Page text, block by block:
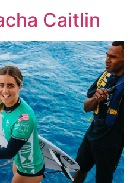
Caitlin